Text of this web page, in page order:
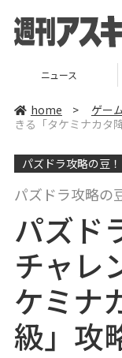
ガジェット
home > ゲー
きる「タケミナカタ
パズドラ攻略の豆！
パズドラ攻略の
パズド
チャレ
ケミナ
級」攻